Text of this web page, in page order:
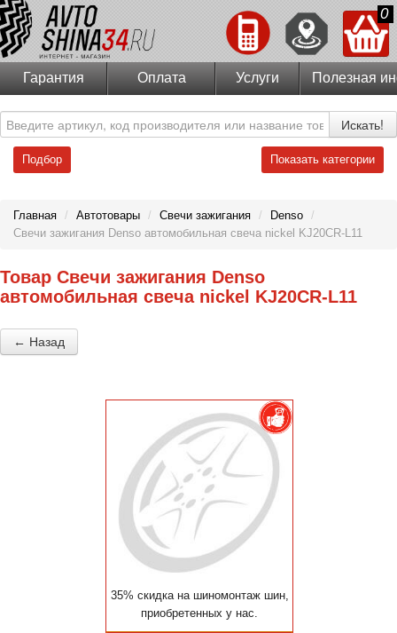
0
Гарантия Оплата Услуги Полезная
Искать!
Подбор Показать категории
Главная / Автотовары / Свечи зажигания / Denso /
Свечи зажигания Denso автомобильная свеча nickel KJ20CR-L11
Товар Свечи зажигания Denso
автомобильная свеча nickel KJ20CR-L11
← Назад
35% скидка на шиномонтаж шин,
приобретенных у нас.